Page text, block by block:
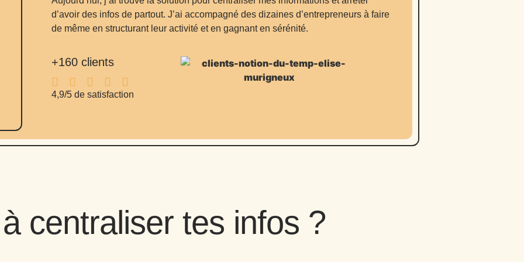
d’avoir des infos de partout. J’ai accompagné des dizaines d’entrepreneurs à faire
de même en structurant leur activité et en gagnant en sérénité.
+160 clients
4,9/5 de satisfaction
centraliser tes infos ?